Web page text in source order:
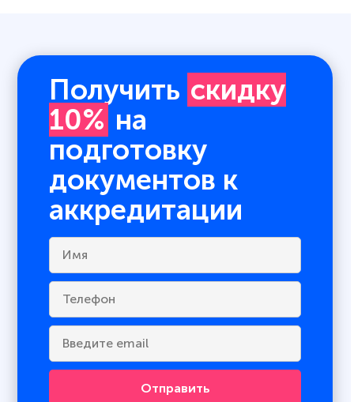
Получить скидку
10% на
подготовку
документов к
аккредитации
Отправить